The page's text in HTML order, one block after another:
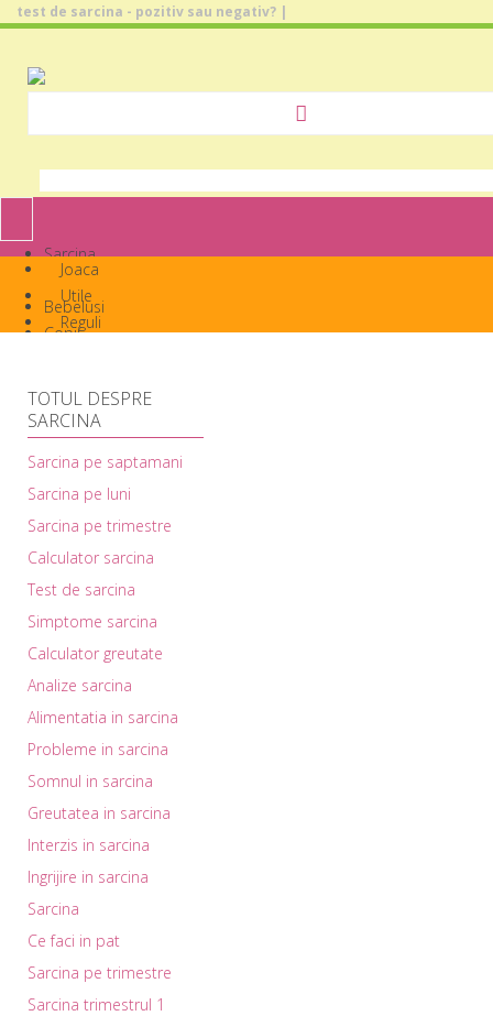
test de sarcina - pozitiv sau negativ? |
NAVIGATION
Sarcina
Nastere
Bebelusi
Copii
Joaca
Utile
Reguli
Utilizator:
TOTUL DESPRE
SARCINA
Sarcina pe saptamani
Sarcina pe luni
Sarcina pe trimestre
Calculator sarcina
Test de sarcina
Simptome sarcina
Calculator greutate
Analize sarcina
Alimentatia in sarcina
Probleme in sarcina
Somnul in sarcina
Greutatea in sarcina
Interzis in sarcina
Ingrijire in sarcina
Sarcina
Ce faci in pat
Sarcina pe trimestre
Sarcina trimestrul 1